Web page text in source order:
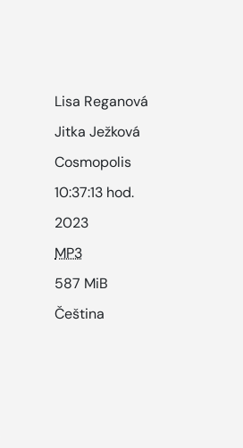
Lisa Reganová
Jitka Ježková
Cosmopolis
10:37:13 hod.
2023
MP3
587 MiB
Čeština